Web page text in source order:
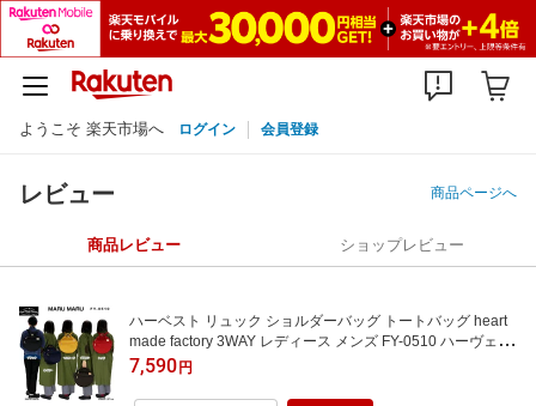
ようこそ 楽天市場へ ログイン 会員登録
レビュー 商品ページへ
商品レビュー ショップレビュー
ハーベスト リュック ショルダーバッグ トートバッグ heart
made factory 3WAY レディース メンズ FY-0510 ハーヴェス
ト
7,590円